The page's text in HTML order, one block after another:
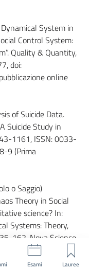
System in
Control System:
Quality & Quantity,
doi:
online
of Suicide Data.
Suicide Study in
1161, ISSN: 0033-
9 (Prima
o Saggio)
Theory in Social
science? In:
Systems: Theory,
162, Nova Science
001-8.
Esami Lauree